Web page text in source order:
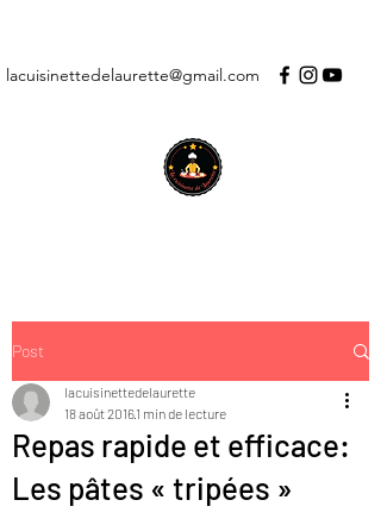
lacuisinettedelaurette@gmail.com
Post
Repas rapide et efficace:
Les pâtes « tripées »
lacuisinettedelaurette
18 août 20161 min de lecture